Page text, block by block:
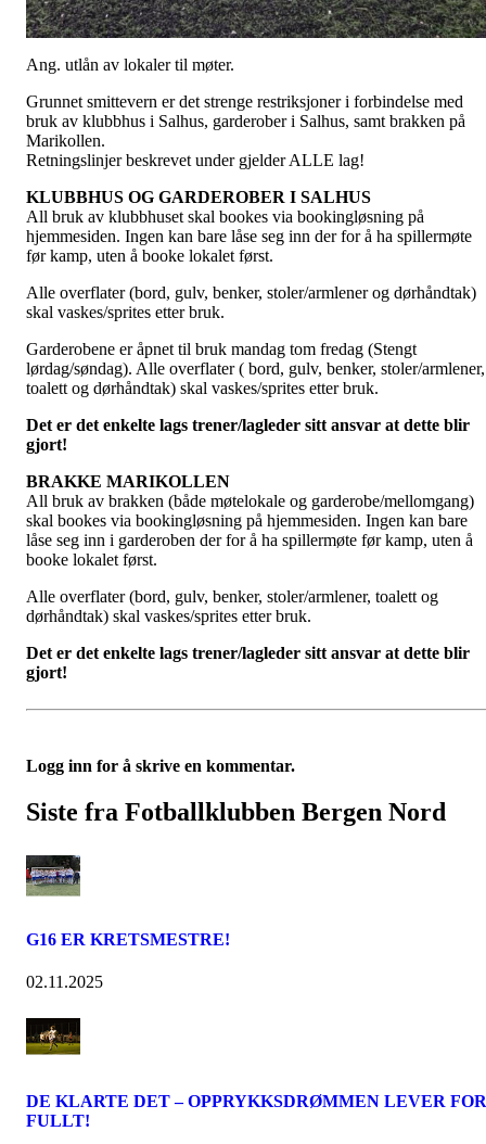
Ang. utlån av lokaler til møter.
Grunnet smittevern er det strenge restriksjoner i forbindelse med
bruk av klubbhus i Salhus, garderober i Salhus, samt brakken på
Marikollen.
Retningslinjer beskrevet under gjelder ALLE lag!
KLUBBHUS OG GARDEROBER I SALHUS
All bruk av klubbhuset skal bookes via bookingløsning på
hjemmesiden. Ingen kan bare låse seg inn der for å ha spillermøte
før kamp, uten å booke lokalet først.
Alle overflater (bord, gulv, benker, stoler/armlener og dørhåndtak)
skal vaskes/sprites etter bruk.
Garderobene er åpnet til bruk mandag tom fredag (Stengt
lørdag/søndag). Alle overflater ( bord, gulv, benker, stoler/armlener,
toalett og dørhåndtak) skal vaskes/sprites etter bruk.
Det er det enkelte lags trener/lagleder sitt ansvar at dette blir
gjort!
BRAKKE MARIKOLLEN
All bruk av brakken (både møtelokale og garderobe/mellomgang)
skal bookes via bookingløsning på hjemmesiden. Ingen kan bare
låse seg inn i garderoben der for å ha spillermøte før kamp, uten å
booke lokalet først.
Alle overflater (bord, gulv, benker, stoler/armlener, toalett og
dørhåndtak) skal vaskes/sprites etter bruk.
Det er det enkelte lags trener/lagleder sitt ansvar at dette blir
gjort!
Logg inn for å skrive en kommentar.
Siste fra Fotballklubben Bergen Nord
G16 ER KRETSMESTRE!
02.11.2025
DE KLARTE DET – OPPRYKKSDRØMMEN LEVER FOR
FULLT!